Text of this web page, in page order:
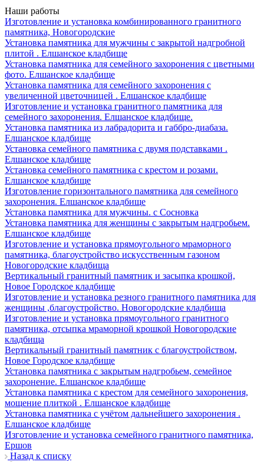
Наши работы
Изготовление и установка комбинированного гранитного
памятника, Новогородские
Установка памятника для мужчины с закрытой надгробной
плитой . Елшанское кладбище
Установка памятника для семейного захоронения с цветными
фото. Елшанское кладбище
Установка памятника для семейного захоронения с
увеличенной цветочницей . Елшанское кладбище
Изготовление и установка гранитного памятника для
семейного захоронения. Елшанское кладбище.
Установка памятника из лабрадорита и габбро-диабаза.
Елшанское кладбище
Установка семейного памятника с двумя подставками .
Елшанское кладбище
Установка семейного памятника с крестом и розами.
Елшанское кладбище
Изготовление горизонтального памятника для семейного
захоронения. Елшанское кладбище
Установка памятника для мужчины. с Сосновка
Установка памятника для женщины с закрытым надгробьем.
Елшанское кладбище
Изготовление и установка прямоугольного мраморного
памятника, благоустройство искусственным газоном
Новогородские кладбища
Вертикальный гранитный памятник и засыпка крошкой,
Новое Городское кладбище
Изготовление и установка резного гранитного памятника для
женщины ,благоустройство. Новогородские кладбища
Изготовление и установка прямоугольного гранитного
памятника, отсыпка мраморной крошкой Новогородские
кладбища
Вертикальный гранитный памятник с благоустройством,
Новое Городское кладбище
Установка памятника с закрытым надгробьем, семейное
захоронение. Елшанское кладбище
Установка памятника с крестом для семейного захоронения,
мощение плиткой . Елшанское кладбище
Установка памятника с учётом дальнейшего захоронения .
Елшанское кладбище
Изготовление и установка семейного гранитного памятника,
Ершов
Назад к списку